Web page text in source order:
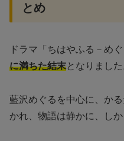
とめ
ドラマ「ちはやふる－め
に満ちた結末となりました
藍沢めぐるを中心に、か
かれ、物語は静かに、し